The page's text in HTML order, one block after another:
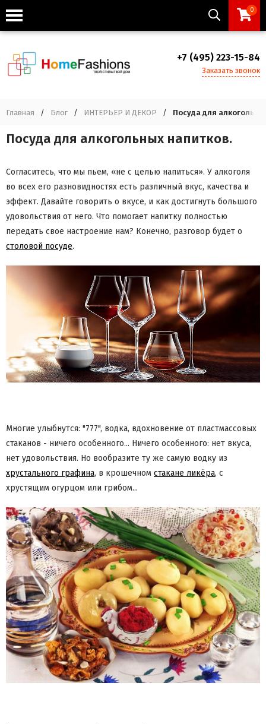
0
+7 (495) 223-15-84
Заказать звонок
Главная / Блог / ИНТЕРЬЕР И ДЕКОР / Посуда для
Посуда для алкогольных напитков.
Согласитесь, что мы пьем, «не с целью напиться». У алкоголя
во всех его разновидностях есть различный вкус, качества и
эффект. Давайте говорить о вкусе, и как достигнуть большого
удовольствия от него. Что помогает напитку полностью
передать свое настроение нам? Конечно, разговор будет о
столовой посуде.
Многие улыбнутся: "777", водка, вдохновение от пластмассовых
стаканов - ничего особенного... Ничего особенного: нет вкуса,
нет удовольствия. Но вообразите ту же самую водку из
хрустального графина, в крошечном стакане ликёра, с
хрустящим огурцом или грибом...